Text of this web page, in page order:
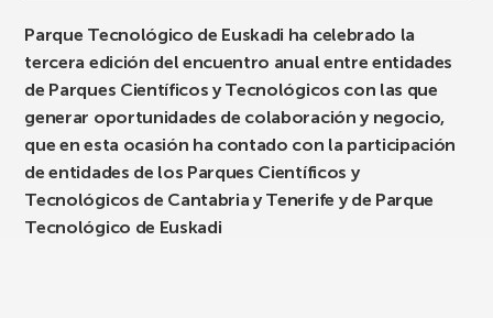
Parque Tecnológico de Euskadi ha celebrado la
tercera edición del encuentro anual entre entidades
de Parques Científicos y Tecnológicos con las que
generar oportunidades de colaboración y negocio,
que en esta ocasión ha contado con la participación
de entidades de los Parques Científicos y
Tecnológicos de Cantabria y Tenerife y de Parque
Tecnológico de Euskadi